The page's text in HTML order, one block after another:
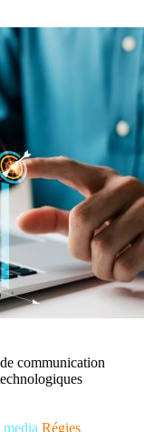
communication
media Régies